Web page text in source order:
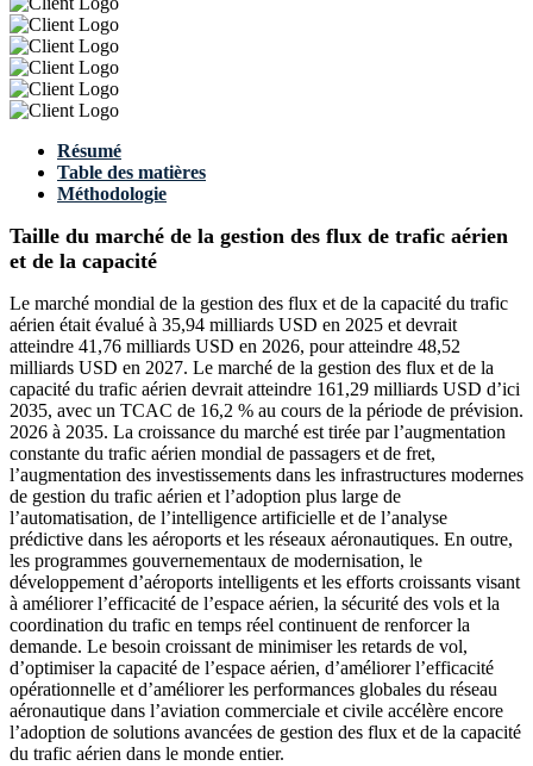
Résumé
Table des matières
Méthodologie
Taille du marché de la gestion des flux de trafic aérien
et de la capacité
Le marché mondial de la gestion des flux et de la capacité du trafic
aérien était évalué à 35,94 milliards USD en 2025 et devrait
atteindre 41,76 milliards USD en 2026, pour atteindre 48,52
milliards USD en 2027. Le marché de la gestion des flux et de la
capacité du trafic aérien devrait atteindre 161,29 milliards USD d’ici
2035, avec un TCAC de 16,2 % au cours de la période de prévision.
2026 à 2035. La croissance du marché est tirée par l’augmentation
constante du trafic aérien mondial de passagers et de fret,
l’augmentation des investissements dans les infrastructures modernes
de gestion du trafic aérien et l’adoption plus large de
l’automatisation, de l’intelligence artificielle et de l’analyse
prédictive dans les aéroports et les réseaux aéronautiques. En outre,
les programmes gouvernementaux de modernisation, le
développement d’aéroports intelligents et les efforts croissants visant
à améliorer l’efficacité de l’espace aérien, la sécurité des vols et la
coordination du trafic en temps réel continuent de renforcer la
demande. Le besoin croissant de minimiser les retards de vol,
d’optimiser la capacité de l’espace aérien, d’améliorer l’efficacité
opérationnelle et d’améliorer les performances globales du réseau
aéronautique dans l’aviation commerciale et civile accélère encore
l’adoption de solutions avancées de gestion des flux et de la capacité
du trafic aérien dans le monde entier.